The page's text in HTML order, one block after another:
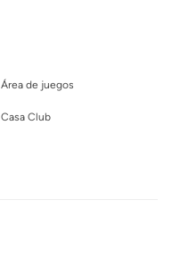
Área de juegos
Casa Club